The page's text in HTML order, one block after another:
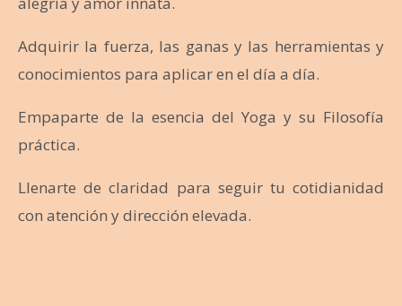
Adquirir la fuerza, las ganas y las herramientas y
conocimientos para aplicar en el día a día.
Empaparte de la esencia del Yoga y su Filosofía
práctica.
Llenarte de claridad para seguir tu cotidianidad
con atención y dirección elevada.